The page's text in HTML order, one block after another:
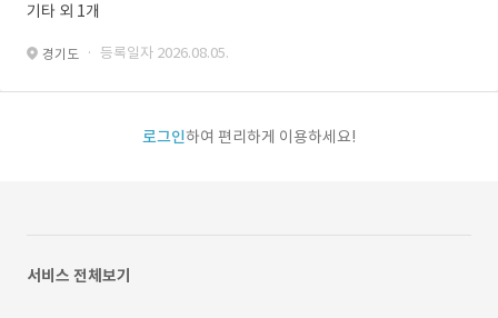
기타 외 1개
경기도 · 등록일자 2026.08.05.
로그인하여 편리하게 이용하세요!
서비스 전체보기